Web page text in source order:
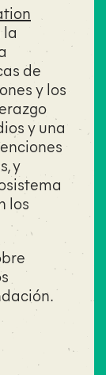
de
y los
y una
y
los